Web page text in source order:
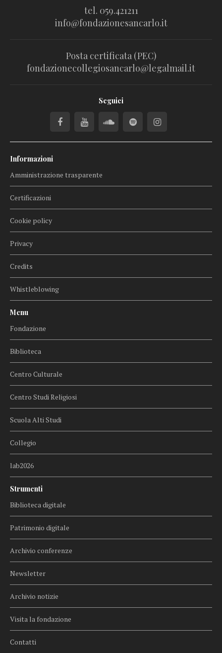
tel. 059.421211
info@fondazionesancarlo.it
Posta certificata (PEC)
fondazionecollegiosancarlo@legalmail.it
Seguici
Informazioni
Amministrazione trasparente
Certificazioni
Cookie policy
Privacy
Credits
Whistleblowing
Menu
Fondazione
Biblioteca
Centro Culturale
Centro Studi Religiosi
Scuola Alti Studi
Collegio
lab2026
Strumenti
Biblioteca digitale
Patrimonio digitale
Archivio conferenze
Newsletter
Archivio notizie
Visita la fondazione
Contatti